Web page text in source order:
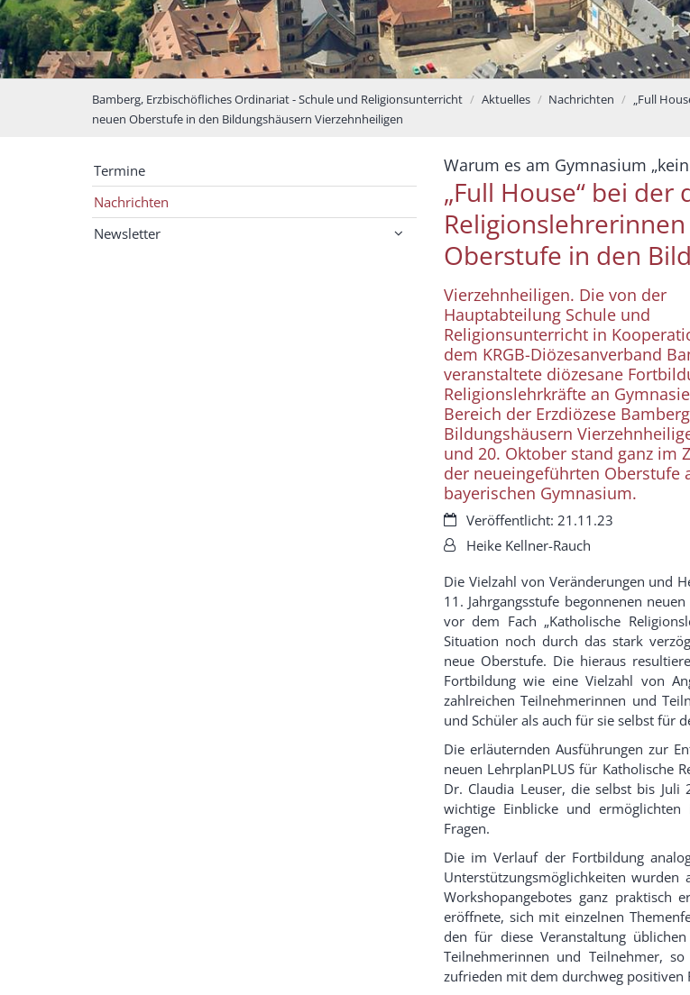
Bamberg, Erzbischöfliches Ordinariat - Schule und Religionsunterricht Aktuelles Nachrichten
„Full
neuen Oberstufe in den Bildungshäusern Vierzehnheiligen
Warum es am Gymnasium
„Full House“ bei
Oberstufe in den
Vierzehnheiligen. Die von der
Hauptabteilung Schule und
Religionsunterricht in
dem KRGB-Diözesanverband
veranstaltete diözesane
Religionslehrkräfte an
Bereich der Erzdiözese
Bildungshäusern
und 20. Oktober stand ganz im
der neueingeführten Oberstufe
bayerischen Gymnasium.
Datum:Veröffentlicht: 21.11.23
Von:Heike Kellner-Rauch
Die Vielzahl von Veränderungen und
11. Jahrgangsstufe begonnenen
vor dem Fach „Katholische
Situation noch durch das stark
neue Oberstufe. Die hieraus
Fortbildung wie eine Vielzahl von
zahlreichen Teilnehmerinnen und
und Schüler als auch für sie selbst für
Die erläuternden Ausführungen zur
neuen LehrplanPLUS für Katholische
Dr. Claudia Leuser, die selbst bis
wichtige Einblicke und
Fragen.
Die im Verlauf der Fortbildung
Unterstützungsmöglichkeiten wurden
Workshopangebotes ganz praktisch
eröffnete, sich mit einzelnen
den für diese Veranstaltung
Teilnehmerinnen und Teilnehmer,
zufrieden mit dem durchweg positiven
Termine
Nachrichten
Newsletter